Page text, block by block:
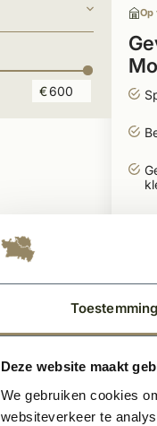
Toestemming
Deze website maakt
We gebruiken cookies
websiteverkeer te
€
Op